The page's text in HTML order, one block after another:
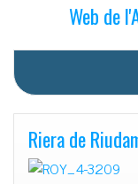
Web de
Riera de